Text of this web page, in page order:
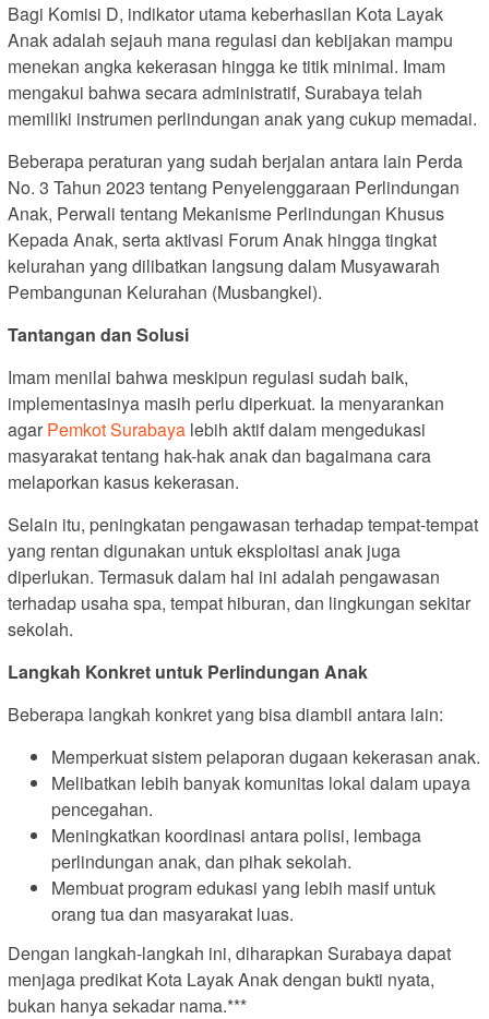
Bagi Komisi D, indikator utama keberhasilan Kota Layak
Anak adalah sejauh mana regulasi dan kebijakan mampu
menekan angka kekerasan hingga ke titik minimal. Imam
mengakui bahwa secara administratif, Surabaya telah
memiliki instrumen perlindungan anak yang cukup memadai.
Beberapa peraturan yang sudah berjalan antara lain Perda
No. 3 Tahun 2023 tentang Penyelenggaraan Perlindungan
Anak, Perwali tentang Mekanisme Perlindungan Khusus
Kepada Anak, serta aktivasi Forum Anak hingga tingkat
kelurahan yang dilibatkan langsung dalam Musyawarah
Pembangunan Kelurahan (Musbangkel).
Tantangan dan Solusi
Imam menilai bahwa meskipun regulasi sudah baik,
implementasinya masih perlu diperkuat. Ia menyarankan
agar Pemkot Surabaya lebih aktif dalam mengedukasi
masyarakat tentang hak-hak anak dan bagaimana cara
melaporkan kasus kekerasan.
Selain itu, peningkatan pengawasan terhadap tempat-tempat
yang rentan digunakan untuk eksploitasi anak juga
diperlukan. Termasuk dalam hal ini adalah pengawasan
terhadap usaha spa, tempat hiburan, dan lingkungan sekitar
sekolah.
Langkah Konkret untuk Perlindungan Anak
Beberapa langkah konkret yang bisa diambil antara lain:
Memperkuat sistem pelaporan dugaan kekerasan anak.
Melibatkan lebih banyak komunitas lokal dalam upaya
pencegahan.
Meningkatkan koordinasi antara polisi, lembaga
perlindungan anak, dan pihak sekolah.
Membuat program edukasi yang lebih masif untuk
orang tua dan masyarakat luas.
Dengan langkah-langkah ini, diharapkan Surabaya dapat
menjaga predikat Kota Layak Anak dengan bukti nyata,
bukan hanya sekadar nama.***